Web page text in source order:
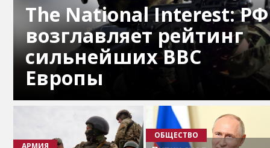
The National Interest: РФ
возглавляет рейтинг
сильнейших ВВС
Европы
ОБЩЕСТВО